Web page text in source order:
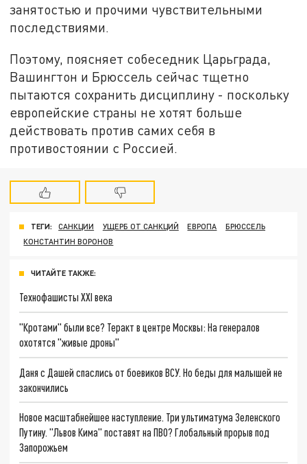
занятостью и прочими чувствительными
последствиями.
Поэтому, поясняет собеседник Царьграда,
Вашингтон и Брюссель сейчас тщетно
пытаются сохранить дисциплину - поскольку
европейские страны не хотят больше
действовать против самих себя в
противостоянии с Россией.
ТЕГИ: САНКЦИИ УЩЕРБ ОТ САНКЦИЙ ЕВРОПА
БРЮССЕЛЬ
КОНСТАНТИН ВОРОНОВ
ЧИТАЙТЕ ТАКЖЕ:
Технофашисты XXI века
"Кротами" были все? Теракт в центре Москвы: На генералов
охотятся "живые дроны"
Даня с Дашей спаслись от боевиков ВСУ. Но беды для малышей не
закончились
Новое масштабнейшее наступление. Три ультиматума Зеленского
Путину. "Львов Кима" поставят на ПВО? Глобальный прорыв под
Запорожьем